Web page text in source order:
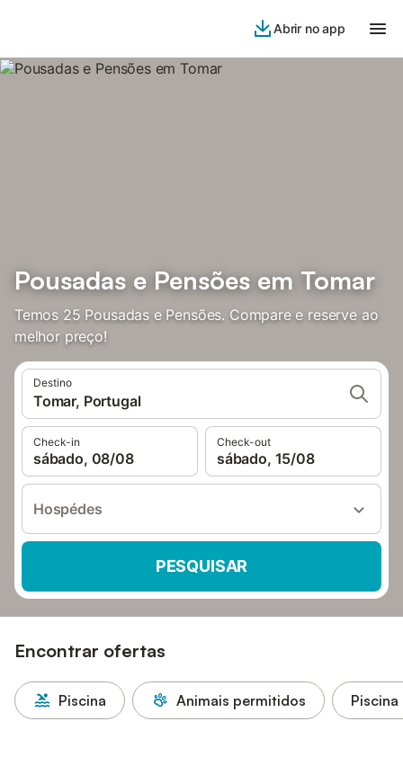
Abrir no app
Pousadas e Pensões em Tomar
Temos 25 Pousadas e Pensões. Compare e reserve ao
melhor preço!
Destino
Tomar, Portugal
Check-in
sábado, 08/08
Check-out
sábado, 15/08
Hospédes
PESQUISAR
Encontrar ofertas
Piscina Animais permitidos